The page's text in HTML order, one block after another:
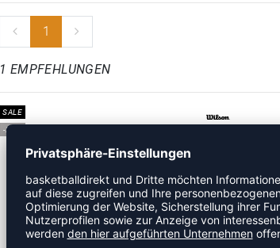
1
1 EMPFEHLUNGEN
SALE
-20%